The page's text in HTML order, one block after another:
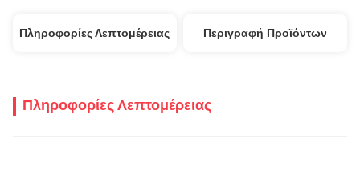
Πληροφορίες Λεπτομέρειας Περιγραφή Προϊόντων
Πληροφορίες Λεπτομέρειας